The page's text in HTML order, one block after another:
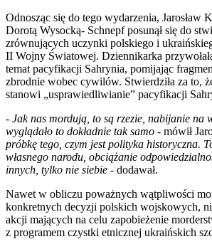
Odnosząc się do tego wydarzenia, Jarosław
Dorotą Wysocką- Schnepf posunął się do
zrównujących uczynki polskiego i
II Wojny Światowej. Dziennikarka
temat pacyfikacji Sahrynia, pomijając
zbrodnie wobec cywilów. Stwierdziła za to,
stanowi „usprawiedliwianie” pacyfikacji
- Jak nas mordują, to są rzezie, nabijanie na
wyglądało to dokładnie tak samo - mówił
próbkę tego, czym jest polityka historyczna.
własnego narodu, obciążanie
innych, tylko nie siebie - dodawał.
Nawet w obliczu poważnych wątpliwości
konkretnych decyzji polskich wojskowych,
akcji mających na celu zapobieżenie
z programem czystki etnicznej ukraińskich